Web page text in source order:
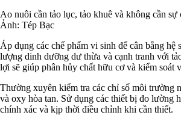
Ao nuôi cần tảo lục, tảo khuê và không cần sự
Ảnh: Tép Bạc
Áp dụng các chế phẩm vi sinh để cân bằng hệ
lượng dinh dưỡng dư thừa và cạnh tranh với
lợi sẽ giúp phân hủy chất hữu cơ và kiểm soát
Thường xuyên kiểm tra các chỉ số môi trường
và oxy hòa tan. Sử dụng các thiết bị đo lường
chính xác và kịp thời điều chỉnh khi cần thiết.